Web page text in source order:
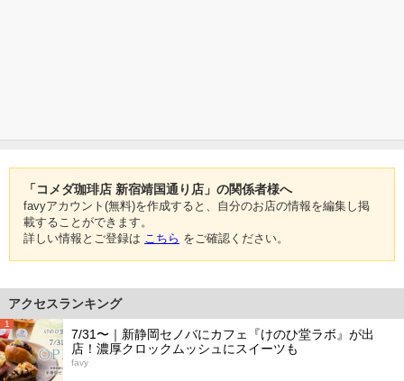
「コメダ珈琲店 新宿靖国通り店」の関係者様へ
favyアカウント(無料)を作成すると、自分のお店の情報を編集し掲
載することができます。
詳しい情報とご登録は こちら をご確認ください。
アクセスランキング
1
7/31〜｜新静岡セノバにカフェ『けのひ堂ラボ』が出
店！濃厚クロックムッシュにスイーツも
favy